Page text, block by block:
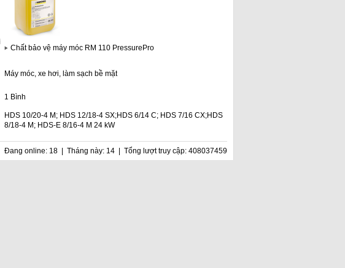
Chất bảo vệ máy móc RM 110 PressurePro
Máy móc, xe hơi, làm sạch bề mặt
1 Bình
HDS 10/20-4 M; HDS 12/18-4 SX;HDS 6/14 C; HDS 7/16 CX;HDS
8/18-4 M; HDS-E 8/16-4 M 24 kW
Đang online: 18 | Tháng này: 14 | Tổng lượt truy cập: 408037459